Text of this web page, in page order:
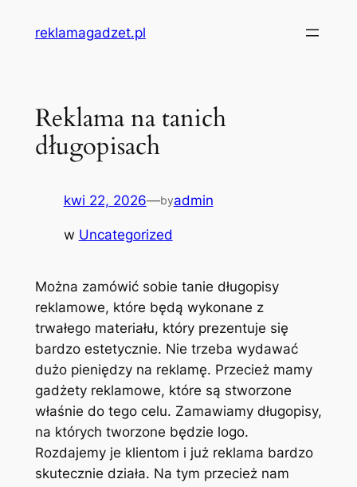
reklamagadzet.pl
Reklama na tanich
długopisach
kwi 22, 2026—byadmin
w Uncategorized
Można zamówić sobie tanie długopisy
reklamowe, które będą wykonane z
trwałego materiału, który prezentuje się
bardzo estetycznie. Nie trzeba wydawać
dużo pieniędzy na reklamę. Przecież mamy
gadżety reklamowe, które są stworzone
właśnie do tego celu. Zamawiamy długopisy,
na których tworzone będzie logo.
Rozdajemy je klientom i już reklama bardzo
skutecznie działa. Na tym przecież nam